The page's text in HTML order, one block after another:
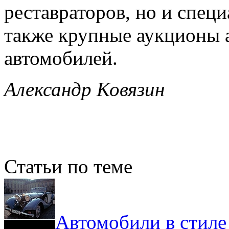
реставраторов, но и
также крупные аукционы
автомобилей.
Александр Ковязин
Статьи по теме
Автомобили в